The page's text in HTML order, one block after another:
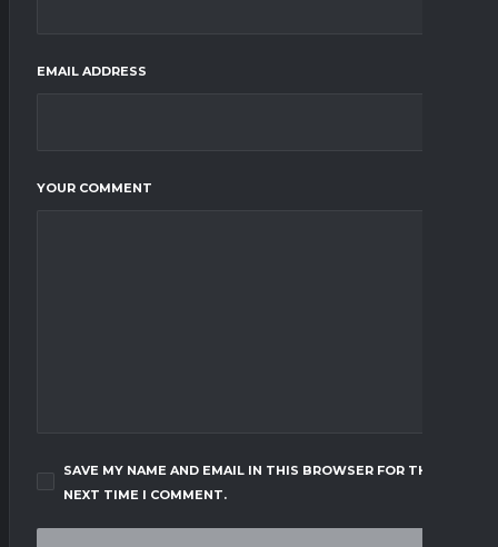
EMAIL ADDRESS
YOUR COMMENT
SAVE MY NAME AND EMAIL IN THIS BROWSER FOR THE
NEXT TIME I COMMENT.